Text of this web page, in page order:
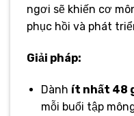
ngơi sẽ khiến cơ
phục hồi và phát
Giải pháp:
Dành ít nhất 48
mỗi buổi tập